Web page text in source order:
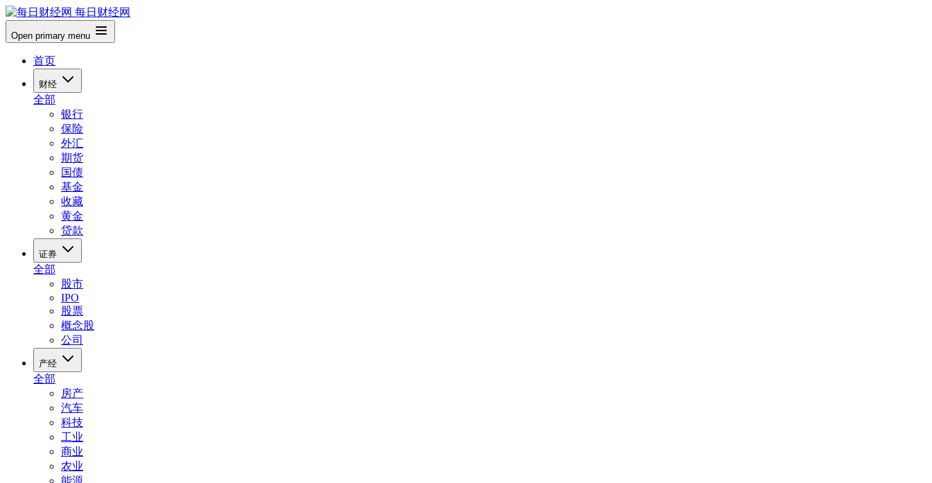
每日财经网
Open primary menu
首页
财经
全部
银行
保险
外汇
期货
国债
基金
收藏
黄金
贷款
证券
全部
股市
IPO
股票
概念股
公司
产经
全部
房产
汽车
科技
工业
商业
农业
能源